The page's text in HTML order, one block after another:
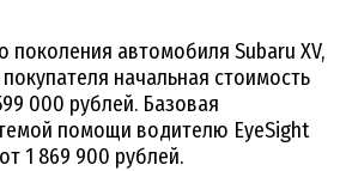
поколения автомобиля Subaru XV,
начальная стоимость
000 рублей. Базовая
помощи водителю EyeSight
1 869 900 рублей.